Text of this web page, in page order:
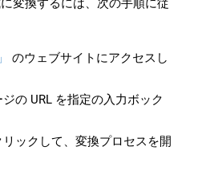
変換するには、次の手順に従
のウェブサイトにアクセスし
の URL を指定の入力ボック
リックして、変換プロセスを開